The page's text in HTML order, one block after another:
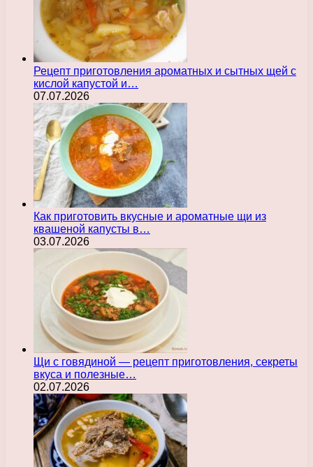
Рецепт приготовления ароматных и сытных щей с
кислой капустой и…
07.07.2026
Как приготовить вкусные и ароматные щи из
квашеной капусты в…
03.07.2026
Щи с говядиной — рецепт приготовления, секреты
вкуса и полезные…
02.07.2026